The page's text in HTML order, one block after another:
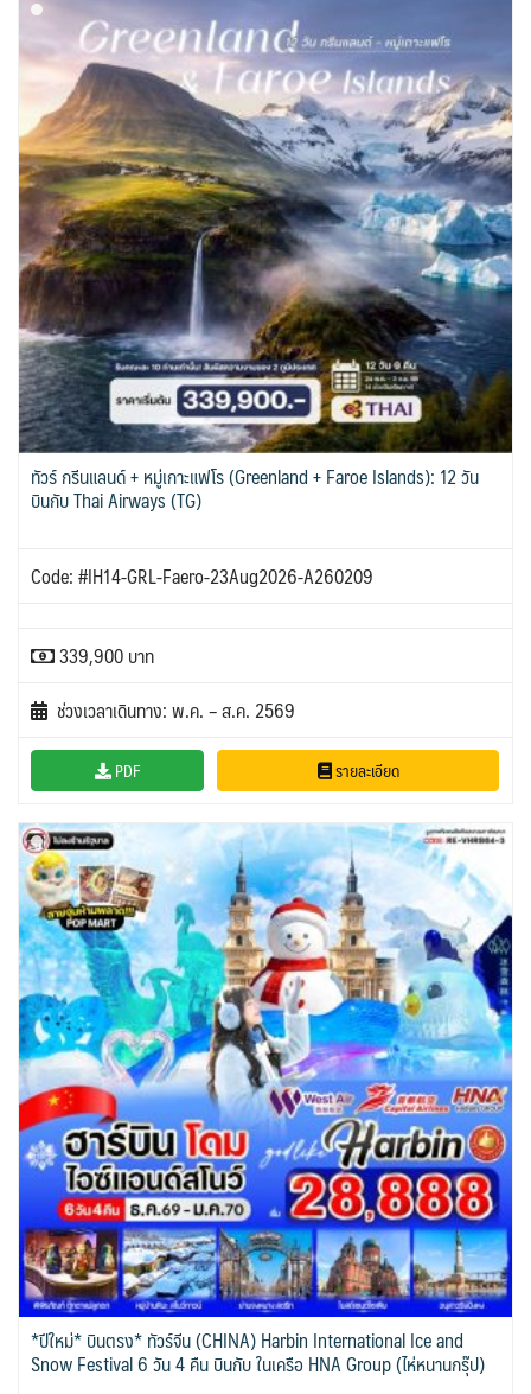
ทัวร์ กรีนแลนด์ + หมู่เกาะแฟโร (Greenland + Faroe Islands): 12 วัน
บินกับ Thai Airways (TG)
Code: #IH14-GRL-Faero-23Aug2026-A260209
339,900 บาท
ช่วงเวลาเดินทาง: พ.ค. – ส.ค. 2569
PDF รายละเอียด
*ปีใหม่* บินตรง* ทัวร์จีน (CHINA) Harbin International Ice and
Snow Festival 6 วัน 4 คืน บินกับ ในเครือ HNA Group (ไห่หนานกรุ๊ป)